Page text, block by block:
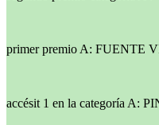
primer premio A: FUENTE
accésit 1 en la categoría A: